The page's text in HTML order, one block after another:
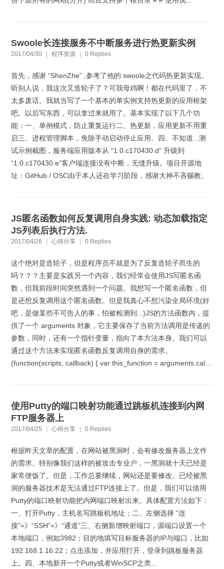
Swoole长连接服务不中断服务进行热更新实例
2017/04/30 程序资源 0 Replies
首先，感谢 “ShenZhe” ,参考了他的 swoole之代码热更新实现。
听别人说，我这次又造轮子了？可我母鸡啊！都在代码里了，不
太多废话。我就当写了一个基本的单实例支持热更新的应用框架
吧。以后写东西，可以拿过来就用了。基本实现了以下几个功
能：一、单例模式，防止重复运行二、热更新，应用更新不用重
启三、进程管理脚本，免除手动启动停止应用。四、不知道...测
试示例截图，服务端应用版本从 “1.0.c170430.d” 升级到
“1.0.c170430.e”客户端连接没有中断，无缝升级。项目开源地
址：GitHub / OSC由于本人还在学习阶段，感谢大神不吝赐教。
JS匿名函数如何反复调用自身实践: 动态加载指定
JS列表后执行方法.
2017/04/26 心得分享 0 Replies
这个绝对是造轮子，但是程序员不就是为了反复造轮子而生的
吗？？？主要是实践另一个内容，我们经常会使用JS写匿名函
数，但我前段时间突然遇到一个问题。我想写一个匿名函数，但
是还想反复调用这个匿名函数。但是我真心不想污染全局环境(好
吧，是做某些不可告人的事，怕被检测到...)JS的方法函数内，提
供了一个 arguments 对象，它主要保存了当前方法调用是传递的
参数，同时，还有一个指针变量，指向了本方法本身。我们可以
通过这个方法来实现匿名函数反复调用自身的需求。
(function(scripts, callback) { var this_function = arguments.cal...
使用Putty的端口映射功能通过跳板机连接到内网
FTP服务器上
2017/04/25 心得分享 0 Replies
根据昨天文章的配置，在网站被黑洞时，会有修改服务器上文件
的需求。特别像我们这样的被攻击专业户，一黑洞就十天已经是
家常便饭了。但是，工作总要继续，网站还是要修改。已经被黑
洞的服务器技术是无法通过FTP连接上了。但是，我们可以借用
Putty的端口映射功能把内网端口映射出来。具体配置方法如下：
一、打开Putty，主机名写跳板机地址；二、左侧选择 “连
接”=》“SSH”=》“通道”三、右侧新增映射端口，源端口设置一个
本地端口，例如3982；目的地填写目标服务器的IP与端口，比如
192.168.1.16:22；点击添加，并应用打开，登录到跳板服务器
上。四、本地新开一个Putty或者WinSCP之类...